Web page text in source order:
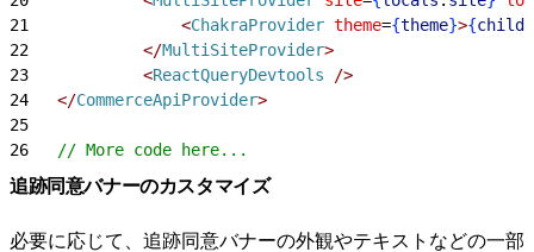
21
<ChakraProvider theme={theme}>{
22
</MultiSiteProvider>
23
<ReactQueryDevtools />
24
</CommerceApiProvider>
25
26
   // More code here...
追跡同意バナーのカスタマイズ
必要に応じて、追跡同意バナーの外観やテキストなどの一部